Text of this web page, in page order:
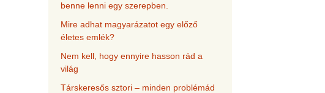
benne lenni egy szerepben.
Mire adhat magyarázatot egy előző
életes emlék?
Nem kell, hogy ennyire hasson rád a
világ
Társkeresős sztori – minden problémád